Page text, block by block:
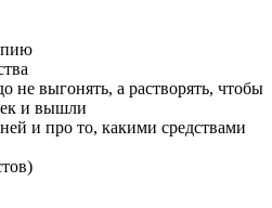
не выгонять, а растворять, чтобы
и вышли
и про то, какими средствами